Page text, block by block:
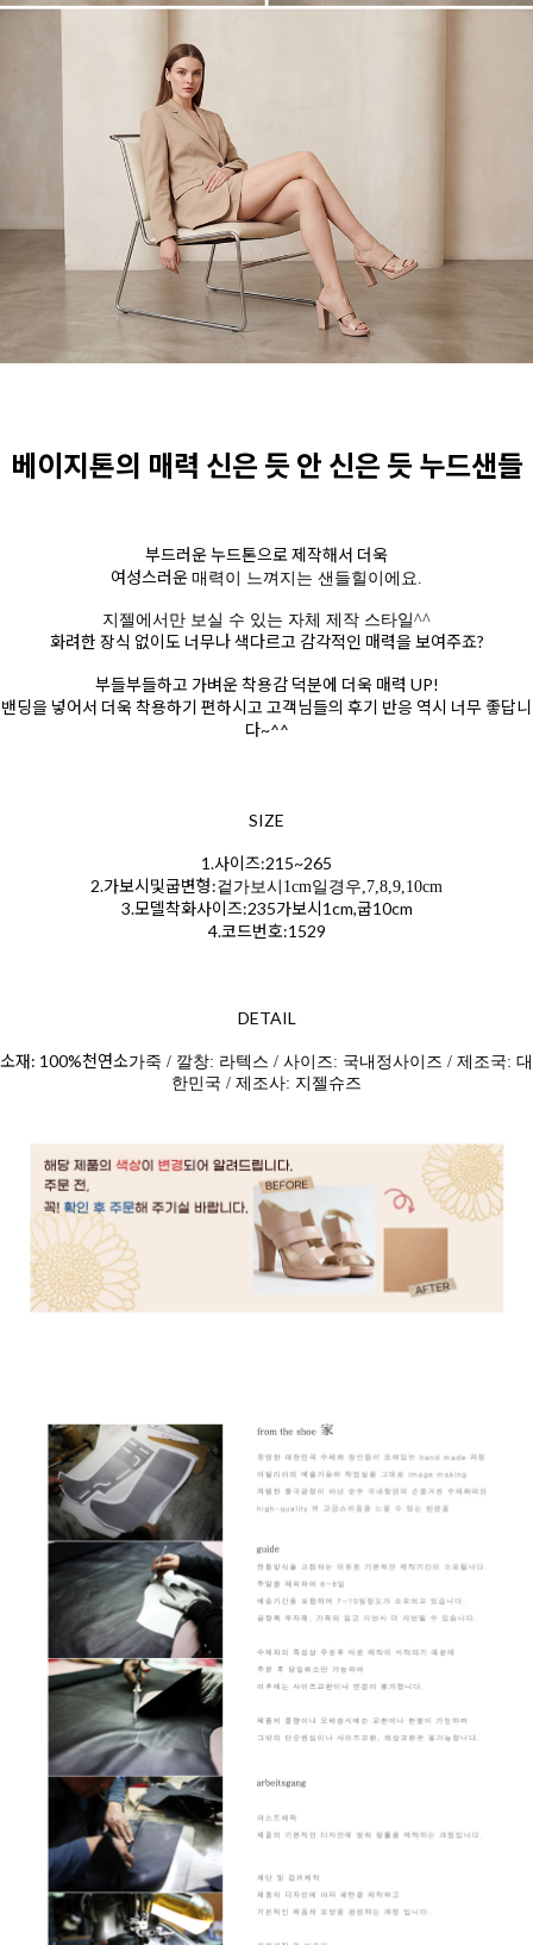
베이지톤의 매력 신은 듯 안 신은 듯 누드샌들
부드러운 누드톤으로 제작해서 더욱
여성스러운 매력이 느껴지는 샌들힐이에요.
지젤에서만 보실 수 있는 자체 제작 스타일^^
화려한 장식 없이도 너무나 색다르고 감각적인 매력을 보여주죠?
부들부들하고 가벼운 착용감 덕분에 더욱 매력 UP!
밴딩을 넣어서 더욱 착용하기 편하시고 고객님들의 후기 반응 역시 너무 좋답니
다~^^
SIZE
1.사이즈:215~265
2.가보시및굽변형:겉가보시1cm일경우,7,8,9,10cm
3.모델착화사이즈:235가보시1cm,굽10cm
4.코드번호:1529
DETAIL
소재: 100%천연소가죽 / 깔창: 라텍스 / 사이즈: 국내정사이즈 / 제조국: 대
한민국 / 제조사: 지젤슈즈